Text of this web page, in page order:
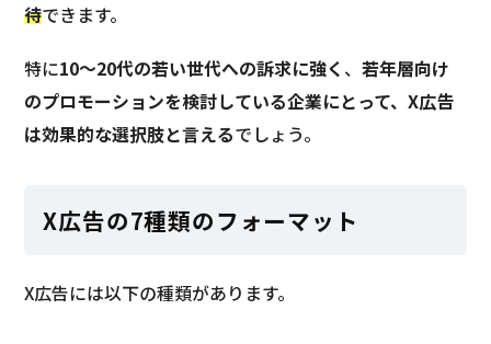
待できます。
特に10〜20代の若い世代への訴求に強く 、若年層向け
のプロモーションを検討している企業にとって、X広告
は効果的な選択肢と言えるでしょう。
X広告の7種類のフォーマット
X広告には以下の種類があります。